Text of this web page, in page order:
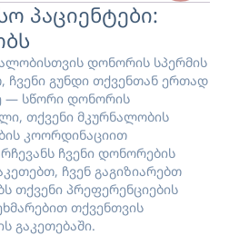
პაციენტები:
დონორის სპერმის
ჩვენი გუნდი თქვენთან ერთად
— სწორი დონორის
თქვენი მკურნალობის
კოორდინაციით
ჩვენი დონორების
ჩვენ გაგიზიარებთ
პრეფერენციების
თქვენთვის
გაკეთებაში.